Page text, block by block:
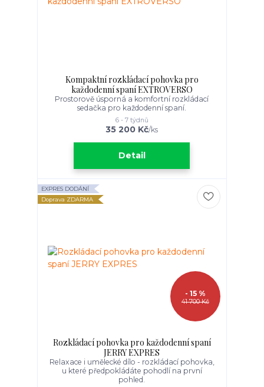
Kompaktní rozkládací pohovka pro
každodenní spaní EXTROVERSO
Prostorově úsporná a komfortní rozkládací
sedačka pro každodenní spaní.
35 200 Kč/ks
6 - 7 týdnů
Detail
EXPRES DODÁNÍ
Doprava ZDARMA
41 700 Kč
- 15 %
Rozkládací pohovka pro každodenní spaní
JERRY EXPRES
Relaxace i umělecké dílo - rozkládací pohovka,
u které předpokládáte pohodlí na první
pohled.